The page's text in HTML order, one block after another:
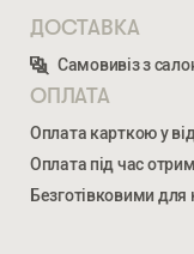
ДОСТАВКА
Самовивіз з
ОПЛАТА
Оплата карткою у
Оплата під час
Безготівковими для
Ми відкриті для
облаштуванням
ВВЕДІТЬ ВАШЕ